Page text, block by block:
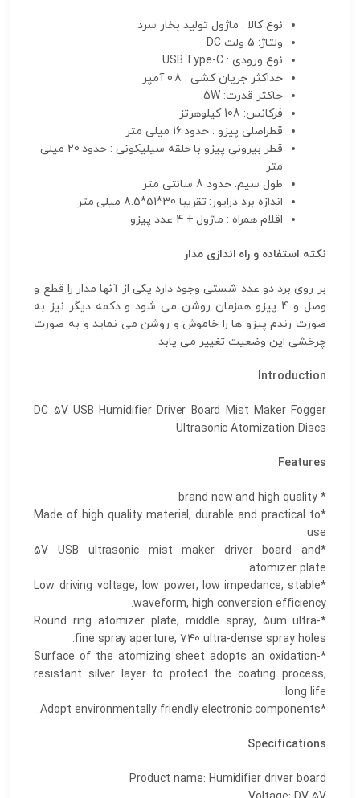
نوع کالا : ماژول تولید بخار سرد
ولتاژ: 5 ولت DC
نوع ورودی : USB Type-C
حداکثر جریان کشی : 0.8 آمپر
حاکثر قدرت: 5W
فرکانس: 108 کیلوهرتز
قطراصلی پیزو : حدود 16 میلی متر
قطر بیرونی پیزو با حلقه سیلیکونی : حدود 20 میلی
متر
طول سیم: حدود 8 سانتی متر
اندازه برد درایور: تقریبا 30*51*8.5 میلی متر
اقلام همراه : ماژول + 4 عدد پیزو
نکته استفاده و راه اندازی مدار
بر روی برد دو عدد شستی وجود دارد یکی از آنها مدار را قطع و
وصل و 4 پیزو همزمان روشن می شود و دکمه دیگر نیز به
صورت رندم پیزو ها را خاموش و روشن می نماید و به صورت
چرخشی این وضعیت تغییر می یابد.
Introduction
DC 5V USB Humidifier Driver Board Mist Maker Fogger
Ultrasonic Atomization Discs
Features
* brand new and high quality
*Made of high quality material, durable and practical to
use
*5V USB ultrasonic mist maker driver board and
atomizer plate.
*Low driving voltage, low power, low impedance, stable
waveform, high conversion efficiency.
*Round ring atomizer plate, middle spray, 5um ultra-
fine spray aperture, 740 ultra-dense spray holes.
*Surface of the atomizing sheet adopts an oxidation-
resistant silver layer to protect the coating process,
long life.
*Adopt environmentally friendly electronic components.
Specifications
Product name: Humidifier driver board